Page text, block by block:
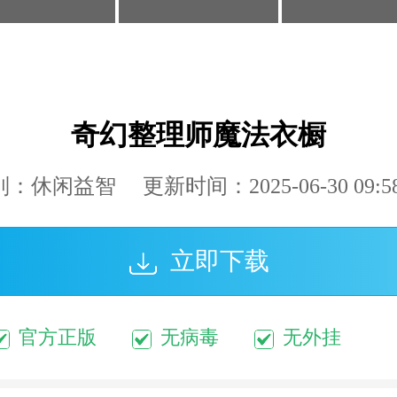
奇幻整理师魔法衣橱
：休闲益智 更新时间：2025-06-30
立即下载
官方正版 无病毒 无外挂